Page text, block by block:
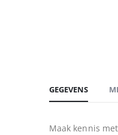
GEGEVENS
Maak kennis met